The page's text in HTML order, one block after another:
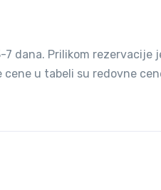
dana. Prilikom rezervacije
u tabeli su redovne